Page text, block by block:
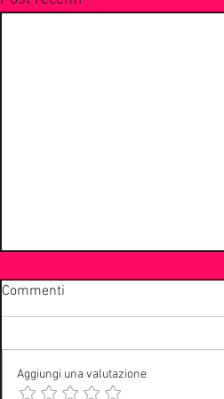
Commenti
Aggiungi una valutazione